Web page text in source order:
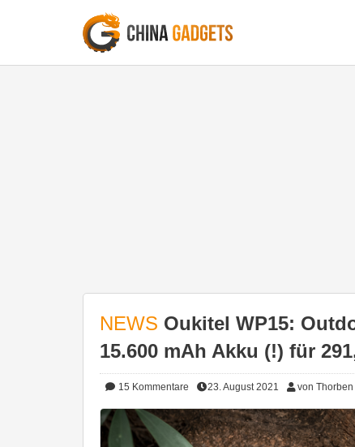
NEWS Oukitel WP15:
15.600 mAh Akku (!) für
15 Kommentare 23. August 2021 von Thorben